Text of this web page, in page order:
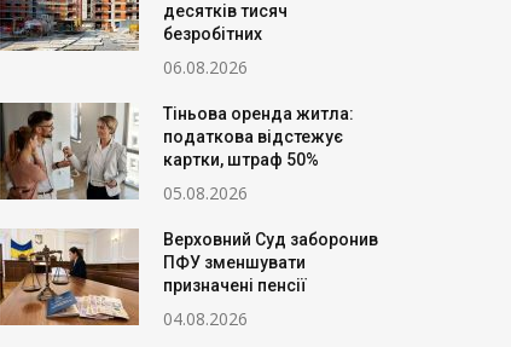
десятків тисяч
безробітних
06.08.2026
Тіньова оренда житла:
податкова відстежує
картки, штраф 50%
05.08.2026
Верховний Суд заборонив
ПФУ зменшувати
призначені пенсії
04.08.2026